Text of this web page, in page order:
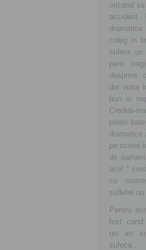
oricand
accident.
coleg in
sufera
pare
desprins
dar viata
bun si
Credeti-
poate
dramatice
pe scena
de
acel "
cu
sufletel
Pentru
fost cand
un an